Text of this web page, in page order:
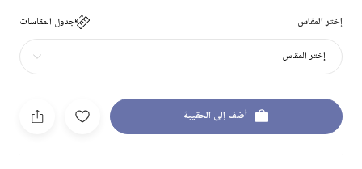
إختر المقاس جدول المقاسات
إختر المقاس
أضف إلى الحقيبة